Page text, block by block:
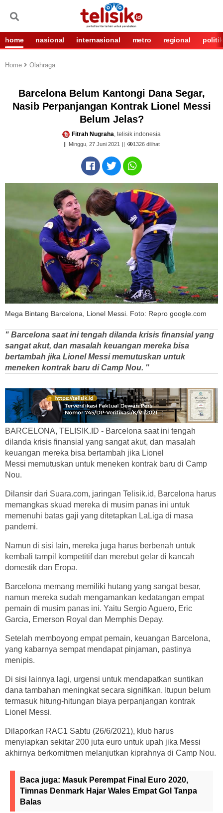
home nasional internasional metro regional politik
Home Olahraga
Barcelona Belum Kantongi Dana Segar,
Nasib Perpanjangan Kontrak Lionel Messi
Belum Jelas?
Fitrah Nugraha, telisik indonesia
Minggu, 27 Juni 2021 1326dilihat
Mega Bintang Barcelona, Lionel Messi. Foto: Repro google.com
" Barcelona saat ini tengah dilanda krisis finansial yang
sangat akut, dan masalah keuangan mereka bisa
bertambah jika Lionel Messi memutuskan untuk
meneken kontrak baru di Camp Nou. "
BARCELONA, TELISIK.ID - Barcelona saat ini tengah
dilanda krisis finansial yang sangat akut, dan masalah
keuangan mereka bisa bertambah jika Lionel
Messi memutuskan untuk meneken kontrak baru di Camp
Nou.
Dilansir dari Suara.com, jaringan Telisik.id, Barcelona harus
memangkas skuad mereka di musim panas ini untuk
memenuhi batas gaji yang ditetapkan LaLiga di masa
pandemi.
Namun di sisi lain, mereka juga harus berbenah untuk
kembali tampil kompetitif dan merebut gelar di kancah
domestik dan Eropa.
Barcelona memang memiliki hutang yang sangat besar,
namun mereka sudah mengamankan kedatangan empat
pemain di musim panas ini. Yaitu Sergio Aguero, Eric
Garcia, Emerson Royal dan Memphis Depay.
Setelah memboyong empat pemain, keuangan Barcelona,
yang kabarnya sempat mendapat pinjaman, pastinya
menipis.
Di sisi lainnya lagi, urgensi untuk mendapatkan suntikan
dana tambahan meningkat secara signifikan. Itupun belum
termasuk hitung-hitungan biaya perpanjangan kontrak
Lionel Messi.
Dilaporkan RAC1 Sabtu (26/6/2021), klub harus
menyiapkan sekitar 200 juta euro untuk upah jika Messi
akhirnya berkomitmen melanjutkan kiprahnya di Camp Nou.
Baca juga: Masuk Perempat Final Euro 2020,
Timnas Denmark Hajar Wales Empat Gol Tanpa
Balas